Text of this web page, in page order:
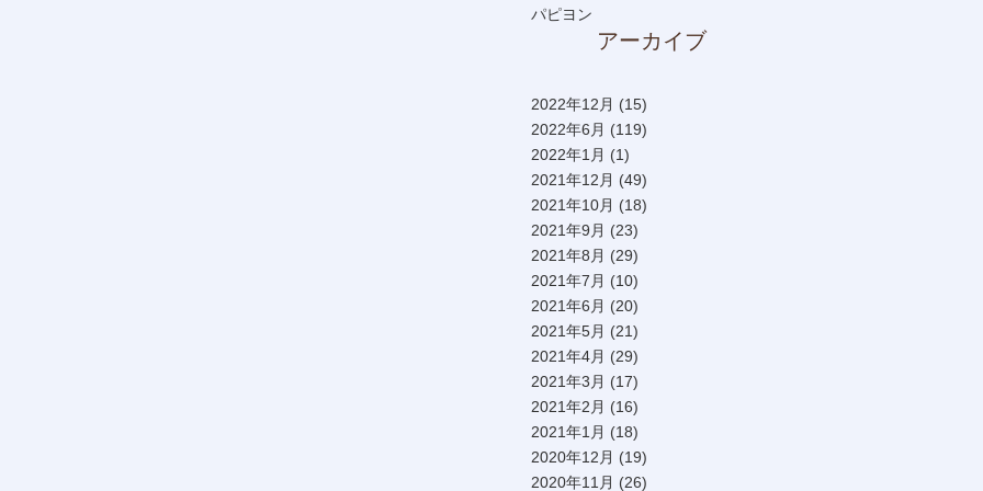
パピヨン
アーカイブ
2022年12月 (15)
2022年6月 (119)
2022年1月 (1)
2021年12月 (49)
2021年10月 (18)
2021年9月 (23)
2021年8月 (29)
2021年7月 (10)
2021年6月 (20)
2021年5月 (21)
2021年4月 (29)
2021年3月 (17)
2021年2月 (16)
2021年1月 (18)
2020年12月 (19)
2020年11月 (26)